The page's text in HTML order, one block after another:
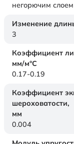
негорючим слоем
Изменение
3
Коэффициент
мм/м°С
0.17-0.19
Коэффициент
шероховатости,
мм
0.004